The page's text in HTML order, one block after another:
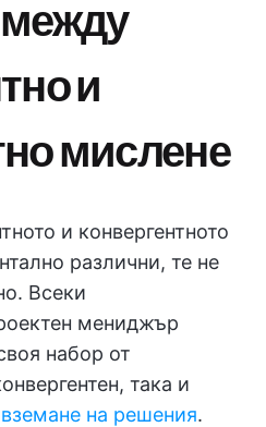
и
мислене
и конвергентното
различни, те не
Всеки
мениджър
набор от
така и
на решения.